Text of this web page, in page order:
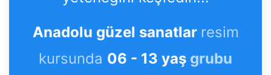
Anadolu güzel sanatlar resim
kursunda 06 - 13 yaş grubu